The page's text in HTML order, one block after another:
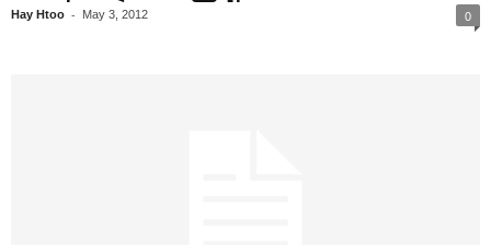
Hay Htoo - May 3, 2012 0